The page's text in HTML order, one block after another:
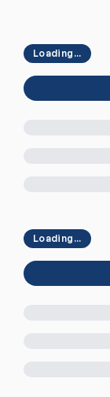
Loading...
Loading...